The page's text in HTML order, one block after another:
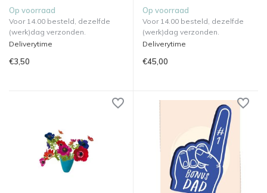
Op voorraad
Voor 14.00 besteld, dezelfde
(werk)dag verzonden.
Deliverytime
€3,50
Op voorraad
Voor 14.00 besteld, dezelfde
(werk)dag verzonden.
Deliverytime
€45,00